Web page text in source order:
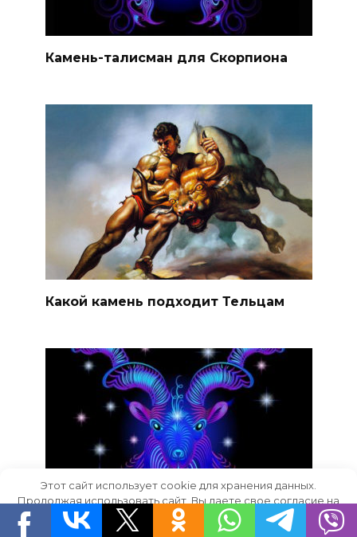
Камень-талисман для Скорпиона
Какой камень подходит Тельцам
Этот сайт использует cookie для хранения данных.
Продолжая использовать сайт, Вы даете свое согласие на
работу с этими файлами.